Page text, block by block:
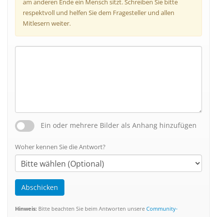
am anderen Ende ein Mensch sitzt. Schreiben Sie bitte
respektvoll und helfen Sie dem Fragesteller und allen
Mitlesern weiter.
Ein oder mehrere Bilder als Anhang hinzufügen
Woher kennen Sie die Antwort?
Abschicken
Hinweis: Bitte beachten Sie beim Antworten unsere Community-